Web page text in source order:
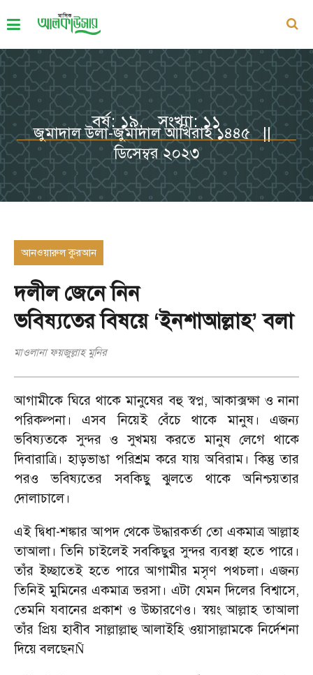
বর্ষ: ১৯, সংখ্যা: ১১
জুমাদাল উলা-জুমাদাল আখিরাহ ১৪৪৫ ||
ডিসেম্বর ২০২৩
আনওয়ারুল কুরআন
দলীল জেনে নিন
ভবিষ্যতের বিষয়ে ‘ইনশাআল্লাহ’ বলা
মাওলানা ফয়জুল্লাহ মুনির
আগামীকে ঘিরে থাকে মানুষের বহু স্বপ্ন,আকাক্সক্ষা ও নানা
পরিকল্পনা। এসব নিয়েই বেঁচে থাকে মানুষ। এজন্য
ভবিষ্যতকে সুন্দর ও সুখময় করতে মানুষ লেগে থাকে
দিবারাত্রি। হাড়ভাঙা পরিশ্রম করে যায় অবিরাম। কিন্তু তার
পরও ভবিষ্যতের সবকিছু ঝুলতে থাকে অনিশ্চয়তার
দোলাচালে।
এই দ্বিধা-শঙ্কার আপদ থেকে উদ্ধারকর্তা তো একমাত্র আল্লাহ
তাআলা। তিনি চাইলেই সবকিছুর সুন্দর ব্যবস্থা হতে পারে।
তাঁর ইচ্ছাতেই হতে পারে আগামীর মসৃণ পথচলা। এজন্য
তিনিই মুমিনের একমাত্র ভরসা। এটা যেমন দিলের বিশ্বাসে,
তেমনি যবানের প্রকাশ ও উচ্চারণেও। স্বয়ং আল্লাহ তাআলা
তাঁর প্রিয় হাবীব সাল্লাল্লাহু আলাইহি ওয়াসাল্লামকে নির্দেশনা
দিয়ে বলছেনÑ